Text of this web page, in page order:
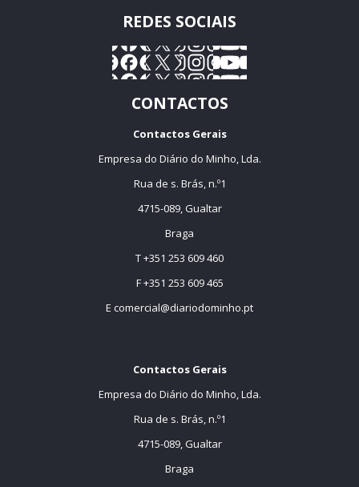
REDES SOCIAIS
CONTACTOS
Contactos Gerais
Empresa do Diário do Minho, Lda.
Rua de s. Brás, n.º1
4715-089, Gualtar
Braga
T +351 253 609 460
F +351 253 609 465
E comercial@diariodominho.pt
Contactos Gerais
Empresa do Diário do Minho, Lda.
Rua de s. Brás, n.º1
4715-089, Gualtar
Braga